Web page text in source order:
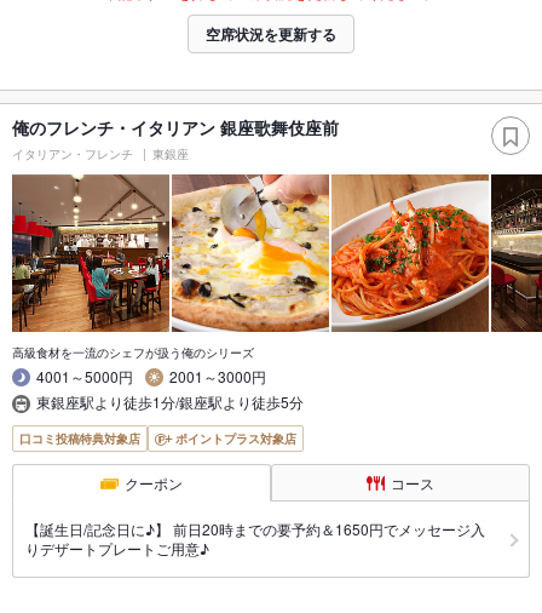
空席状況を更新する
俺のフレンチ・イタリアン 銀座歌舞伎座前
イタリアン・フレンチ 東銀座
高級食材を一流のシェフが扱う俺のシリーズ
4001～5000円
2001～3000円
東銀座駅より徒歩1分/銀座駅より徒歩5分
口コミ投稿特典対象店 ポイントプラス対象店
クーポン コース
【誕生日/記念日に♪】 前日20時までの要予約＆1650円でメッセージ入
りデザートプレートご用意♪